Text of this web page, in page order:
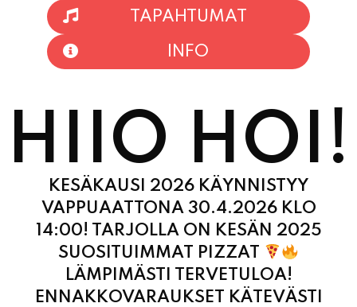
TAPAHTUMAT
INFO
HIIO HOI!
KESÄKAUSI 2026 KÄYNNISTYY
VAPPUAATTONA 30.4.2026 KLO
14:00! TARJOLLA ON KESÄN 2025
SUOSITUIMMAT PIZZAT
LÄMPIMÄSTI TERVETULOA!
ENNAKKOVARAUKSET KÄTEVÄSTI